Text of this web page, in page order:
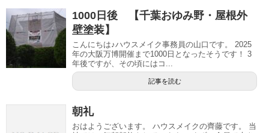
1000日後 【千葉おゆみ野・屋根外
壁塗装】
こんにちは♪ハウスメイク事務員の山口です。 2025
年の大阪万博開催まで1000日となったそうです！ 3
年後ですが、その頃にはコ...
記事を読む
朝礼
おはようございます。 ハウスメイクの齊藤です。 当